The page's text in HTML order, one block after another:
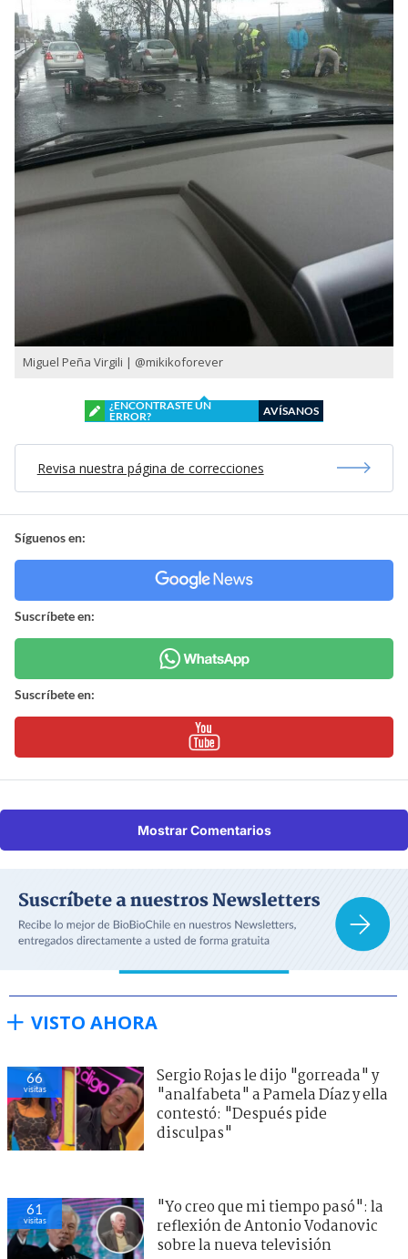
Miguel Peña Virgili | @mikikoforever
¿ENCONTRASTE UN
ERROR?
AVÍSANOS
Revisa nuestra página de correcciones
Síguenos en:
Suscríbete en:
Suscríbete en:
Mostrar Comentarios
VISTO AHORA
66
visitas
Sergio Rojas le dijo "gorreada" y
"analfabeta" a Pamela Díaz y ella
contestó: "Después pide
disculpas"
61
visitas
"Yo creo que mi tiempo pasó": la
reflexión de Antonio Vodanovic
sobre la nueva televisión